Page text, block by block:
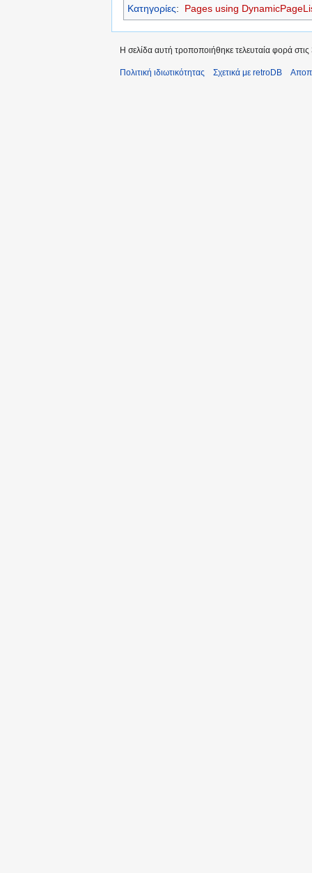
Κατηγορίες: Pages using
Η σελίδα αυτή τροποποιήθηκε τελευταία φορά
Πολιτική ιδιωτικότητας Σχετικά με retroDB